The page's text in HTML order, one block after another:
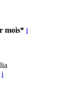
mois* i
i